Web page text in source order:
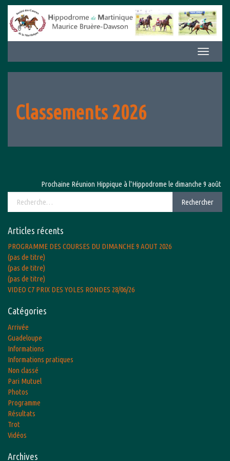
Aller
contenu
Afficher/
la
Classements 2026
Prochaine Réunion Hippique à l'Hippodrome le dimanche 9 août
Rechercher
Articles récents
PROGRAMME DES COURSES DU DIMANCHE 9 AOUT 2026
(pas de titre)
(pas de titre)
(pas de titre)
VIDEO C7 PRIX DES YOLES RONDES 28/06/26
Catégories
Arrivée
Guadeloupe
Informations
Informations pratiques
Non classé
Pari Mutuel
Photos
Programme
Résultats
Trot
Vidéos
Archives